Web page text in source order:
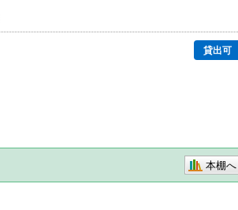
貸出可
本棚へ